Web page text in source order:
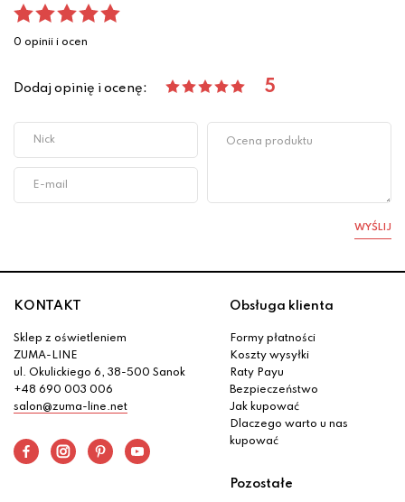
0 opinii i ocen
Dodaj opinię i ocenę: 5
WYŚLIJ
KONTAKT
Sklep z oświetleniem
ZUMA-LINE
ul. Okulickiego 6, 38-500 Sanok
+48 690 003 006
salon@zuma-line.net
Obsługa klienta
Formy płatności
Koszty wysyłki
Raty Payu
Bezpieczeństwo
Jak kupować
Dlaczego warto u nas
kupować
Pozostałe